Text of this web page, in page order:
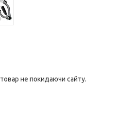
не покидаючи сайту.